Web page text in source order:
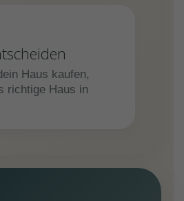
Haus kaufen,
richtige Haus in